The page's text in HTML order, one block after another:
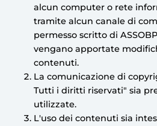
alcun computer o rete
tramite alcun canale di
permesso scritto di
vengano apportate
contenuti.
La comunicazione di
Tutti i diritti riservati" sia
utilizzate.
L'uso dei contenuti sia